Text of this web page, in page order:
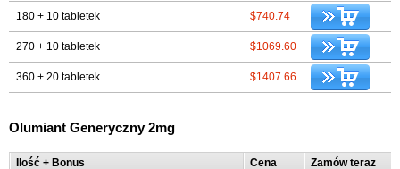
180 + 10 tabletek $740.74
270 + 10 tabletek $1069.60
360 + 20 tabletek $1407.66
Olumiant Generyczny 2mg
Ilość + Bonus Cena Zamów teraz